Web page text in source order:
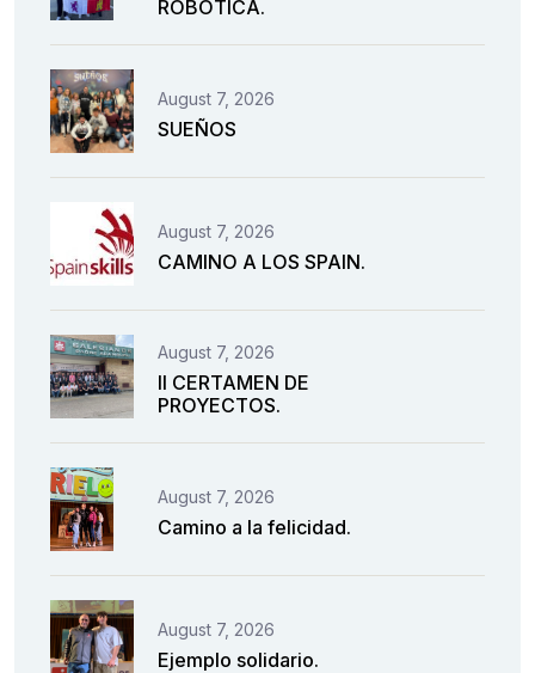
ROBÓTICA.
August 7, 2026
SUEÑOS
August 7, 2026
CAMINO A LOS SPAIN.
August 7, 2026
II CERTAMEN DE
PROYECTOS.
August 7, 2026
Camino a la felicidad.
August 7, 2026
Ejemplo solidario.